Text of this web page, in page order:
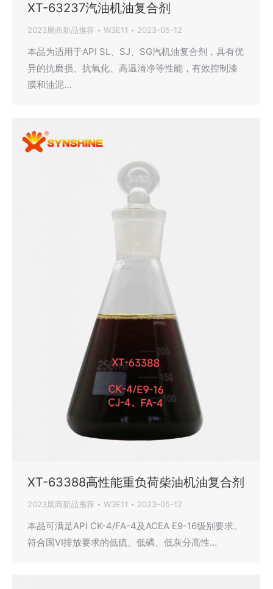
XT-63237汽油机油复合剂
2023展商新品推荐 W3E11 2023-05-12
本品为适用于API SL、SJ、SG汽机油复合剂，具有优
异的抗磨损、抗氧化、高温清净等性能，有效控制漆
膜和油泥…
XT-63388高性能重负荷柴油机油复合剂
2023展商新品推荐 W3E11 2023-05-12
本品可满足API CK-4/FA-4及ACEA E9-16级别要求。
符合国VI排放要求的低硫、低磷、低灰分高性…